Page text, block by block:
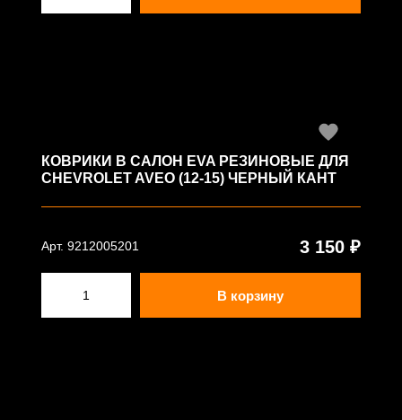
КОВРИКИ В САЛОН EVA РЕЗИНОВЫЕ ДЛЯ
CHEVROLET AVEO (12-15) ЧЕРНЫЙ КАНТ
Арт. 9212005201 3 150 ₽
В корзину